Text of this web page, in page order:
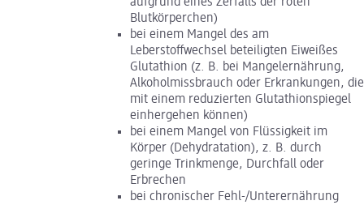
Blutkörperchen)
bei einem Mangel des am
Leberstoffwechsel beteiligten Eiweißes
Glutathion (z. B. bei Mangelernährung,
Alkoholmissbrauch oder Erkrankungen, die
mit einem reduzierten Glutathionspiegel
einhergehen können)
bei einem Mangel von Flüssigkeit im
Körper (Dehydratation), z. B. durch
geringe Trinkmenge, Durchfall oder
Erbrechen
bei chronischer Fehl-/Unterernährung